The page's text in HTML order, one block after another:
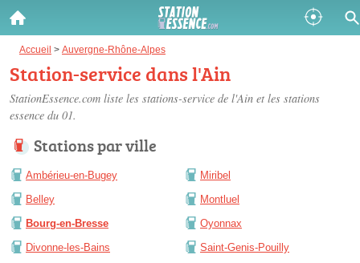
Accueil > Auvergne-Rhône-Alpes
Station-service dans l'Ain
StationEssence.com liste les stations-service de l'Ain et les stations
essence du 01.
Stations par ville
Ambérieu-en-Bugey
Belley
Bourg-en-Bresse
Divonne-les-Bains
Miribel
Montluel
Oyonnax
Saint-Genis-Pouilly
Gazole :
Disponible
SP 98 :
Disponible
SP 95 :